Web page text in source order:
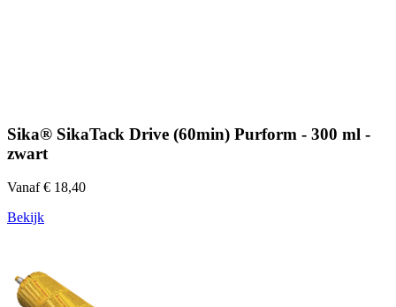
Sika® SikaTack Drive (60min) Purform - 300 ml -
zwart
Vanaf € 18,40
Bekijk